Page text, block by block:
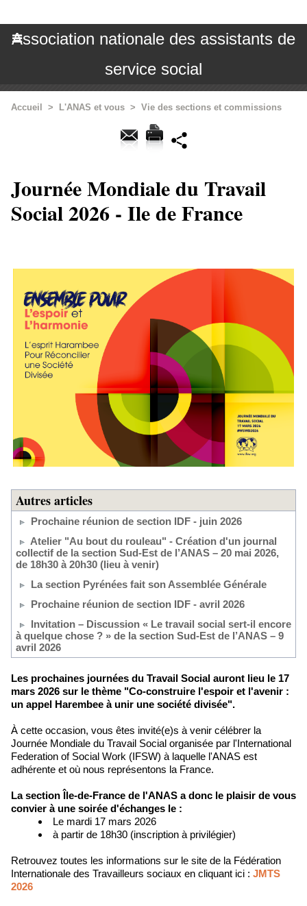
Association nationale des assistants de
service social
Accueil > L'ANAS et vous > Vie des sections et commissions
Journée Mondiale du Travail
Social 2026 - Ile de France
Autres articles
Prochaine réunion de section IDF - juin 2026
Atelier "Au bout du rouleau" - Création d'un journal
collectif de la section Sud-Est de l’ANAS – 20 mai 2026,
de 18h30 à 20h30 (lieu à venir)
La section Pyrénées fait son Assemblée Générale
Prochaine réunion de section IDF - avril 2026
Invitation – Discussion « Le travail social sert-il encore
à quelque chose ? » de la section Sud-Est de l’ANAS – 9
avril 2026
Les prochaines journées du Travail Social auront lieu le 17
mars 2026 sur le thème "Co-construire l'espoir et l'avenir :
un appel Harembee à unir une société divisée".
À cette occasion, vous êtes invité(e)s à venir célébrer la
Journée Mondiale du Travail Social organisée par l'International
Federation of Social Work (IFSW) à laquelle l'ANAS est
adhérente et où nous représentons la France.
La section Île-de-France de l'ANAS a donc le plaisir de vous
convier à une soirée d'échanges le :
Le mardi 17 mars 2026
à partir de 18h30 (inscription à privilégier)
Retrouvez toutes les informations sur le site de la Fédération
Internationale des Travailleurs sociaux en cliquant ici : JMTS
2026